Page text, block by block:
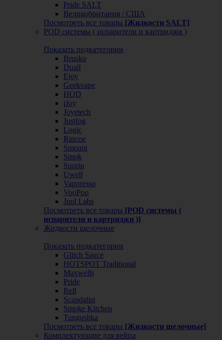
Pride SALT
Великобритания / США
Посмотреть все товары [Жидкости SALT]
POD системы ( испарители и картриджи )
Показать подкатегории
Brusko
Duall
Ejoy
Geekvape
HQD
iJoy
Joyetech
Justfog
Logic
Rincoe
Smoant
Smok
Suorin
Uwell
Vaporesso
VooPoo
Juul Labs
Посмотреть все товары [POD системы (
испарители и картриджи )]
Жидкости щелочные
Показать подкатегории
Glitch Sauce
HOTSPOT Traditional
Maxwells
Pride
Rell
Scandalist
Smoke Kitchen
Tungushka
Посмотреть все товары [Жидкости щелочные]
Комплектующие для вейпа